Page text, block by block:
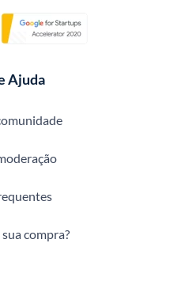
Ajuda
compra?